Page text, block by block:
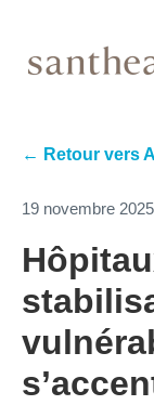
← Retour vers
19 novembre 2025